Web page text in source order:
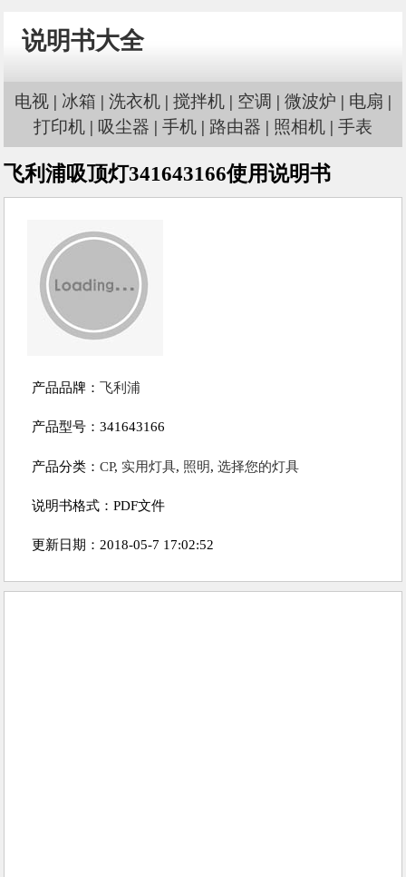
说明书大全
电视 | 冰箱 | 洗衣机 | 搅拌机 | 空调 | 微波炉 | 电扇 |
打印机 | 吸尘器 | 手机 | 路由器 | 照相机 | 手表
飞利浦吸顶灯341643166使用说明书
产品品牌：飞利浦
产品型号：341643166
产品分类：CP, 实用灯具, 照明,选择您的灯具
说明书格式：PDF文件
更新日期：2018-05-7 17:02:52